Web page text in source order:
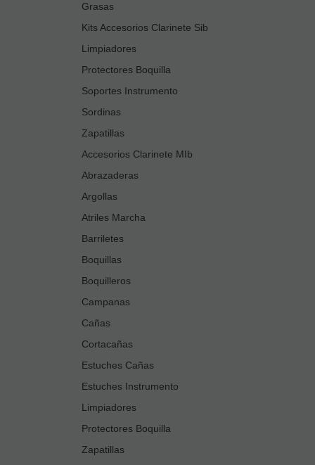
Grasas
Kits Accesorios Clarinete Sib
Limpiadores
Protectores Boquilla
Soportes Instrumento
Sordinas
Zapatillas
Accesorios Clarinete MIb
Abrazaderas
Argollas
Atriles Marcha
Barriletes
Boquillas
Boquilleros
Campanas
Cañas
Cortacañas
Estuches Cañas
Estuches Instrumento
Limpiadores
Protectores Boquilla
Zapatillas